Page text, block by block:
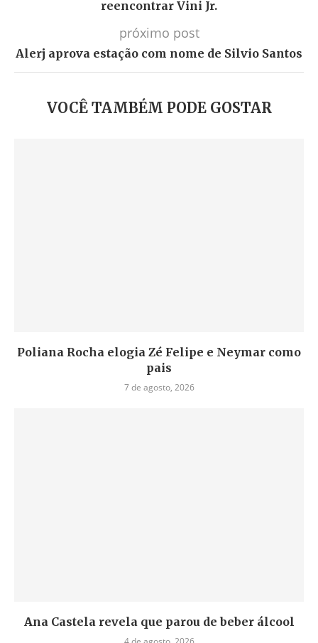
reencontrar Vini Jr.
próximo post
Alerj aprova estação com nome de Silvio Santos
VOCÊ TAMBÉM PODE GOSTAR
Poliana Rocha elogia Zé Felipe e Neymar como
pais
7 de agosto, 2026
Ana Castela revela que parou de beber álcool